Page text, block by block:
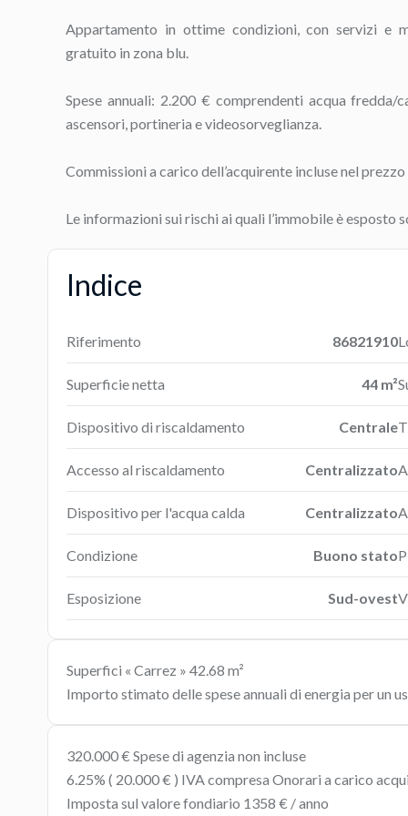
Appartamento in ottime condizioni, con servizi e
gratuito in zona blu.
Spese annuali: 2.200 € comprendenti acqua fredda/
ascensori, portineria e videosorveglianza.
Commissioni a carico dell’acquirente incluse nel
Le informazioni sui rischi ai quali l’immobile è
Indice
Riferimento 86821910
Superficie netta 44 m²
Dispositivo di riscaldamento Centrale
Accesso al riscaldamento Centralizzato
Dispositivo per l'acqua calda Centralizzato
Condizione Buono stato
Esposizione Sud-ovest
Superfici « Carrez » 42.68 m²
Importo stimato delle spese annuali di energia per un
320.000 € Spese di agenzia non incluse
6.25% ( 20.000 € ) IVA compresa Onorari a carico
Imposta sul valore fondiario 1358 € / anno